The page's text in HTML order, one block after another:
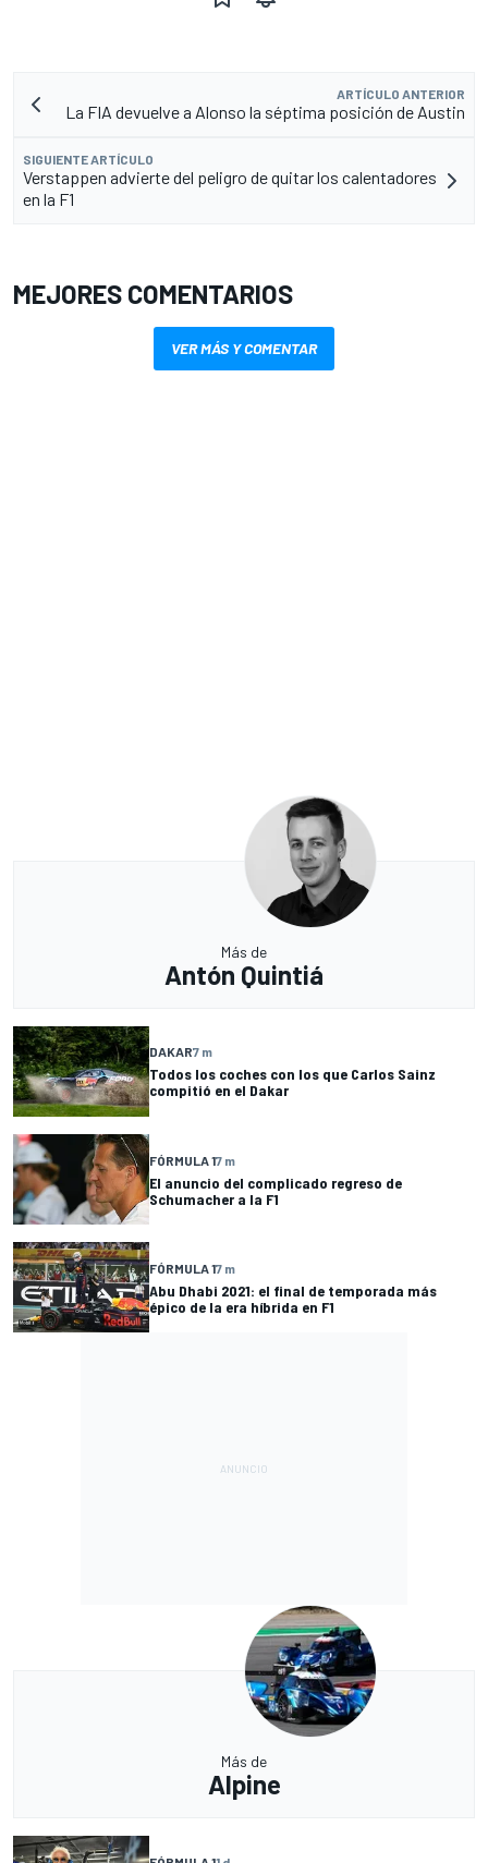
ARTÍCULO ANTERIOR
La FIA devuelve a Alonso la séptima posición de Austin
SIGUIENTE ARTÍCULO
Verstappen advierte del peligro de quitar los calentadores
en la F1
MEJORES COMENTARIOS
VER MÁS Y COMENTAR
Más de
Antón Quintiá
DAKAR7 m
Todos los coches con los que Carlos Sainz
compitió en el Dakar
FÓRMULA 17 m
El anuncio del complicado regreso de
Schumacher a la F1
FÓRMULA 17 m
Abu Dhabi 2021: el final de temporada más
épico de la era híbrida en F1
Más de
Alpine